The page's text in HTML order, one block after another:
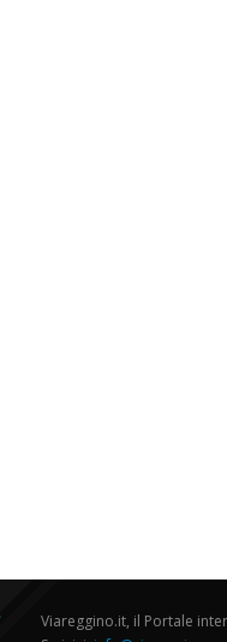
Viareggino.it, il Portale